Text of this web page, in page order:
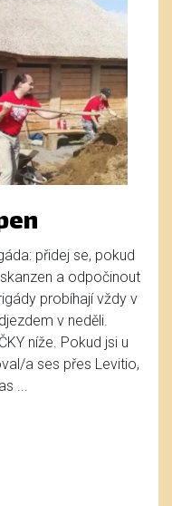
přidej se, pokud
a odpočinout
probíhají vždy v
v neděli.
níže. Pokud jsi u
a ses přes Levitio,
...